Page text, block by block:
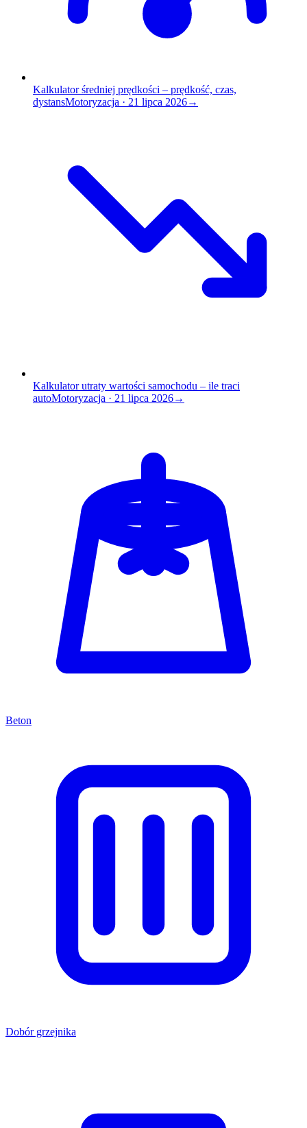
Kalkulator średniej prędkości – prędkość, czas,
dystansMotoryzacja · 21 lipca 2026→
Kalkulator utraty wartości samochodu – ile traci
autoMotoryzacja · 21 lipca 2026→
Beton
Dobór grzejnika